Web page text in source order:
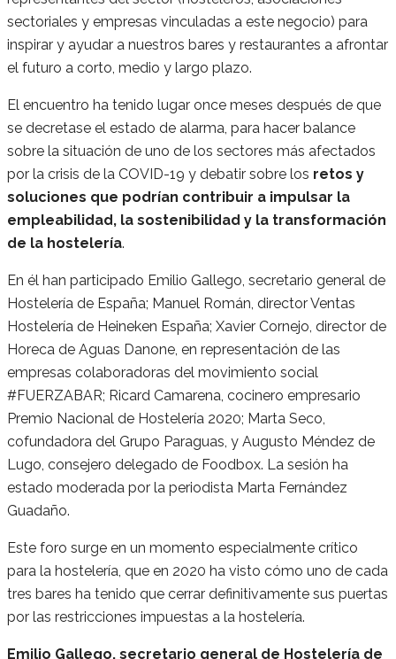
sectoriales y empresas vinculadas a este negocio) para
inspirar y ayudar a nuestros bares y restaurantes a afrontar
el futuro a corto, medio y largo plazo.
El encuentro ha tenido lugar once meses después de que
se decretase el estado de alarma, para hacer balance
sobre la situación de uno de los sectores más afectados
por la crisis de la COVID-19 y debatir sobre los retos y
soluciones que podrían contribuir a impulsar la
empleabilidad, la sostenibilidad y la transformación
de la hostelería.
En él han participado Emilio Gallego, secretario general de
Hostelería de España; Manuel Román, director Ventas
Hostelería de Heineken España; Xavier Cornejo, director de
Horeca de Aguas Danone, en representación de las
empresas colaboradoras del movimiento social
#FUERZABAR; Ricard Camarena, cocinero empresario
Premio Nacional de Hostelería 2020; Marta Seco,
cofundadora del Grupo Paraguas, y Augusto Méndez de
Lugo, consejero delegado de Foodbox. La sesión ha
estado moderada por la periodista Marta Fernández
Guadaño.
Este foro surge en un momento especialmente crítico
para la hostelería, que en 2020 ha visto cómo uno de cada
tres bares ha tenido que cerrar definitivamente sus puertas
por las restricciones impuestas a la hostelería.
Emilio Gallego, secretario general de Hostelería de